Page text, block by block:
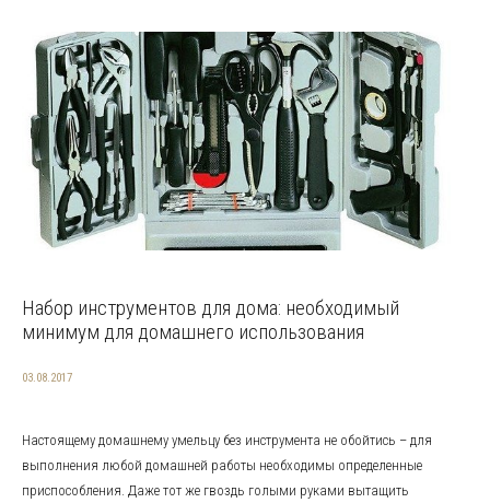
Набор инструментов для дома: необходимый
минимум для домашнего использования
03.08.2017
Настоящему домашнему умельцу без инструмента не обойтись – для
выполнения любой домашней работы необходимы определенные
приспособления. Даже тот же гвоздь голыми руками вытащить